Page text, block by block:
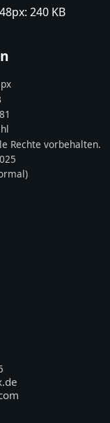
240 KB
px
Rechte vorbehalten.